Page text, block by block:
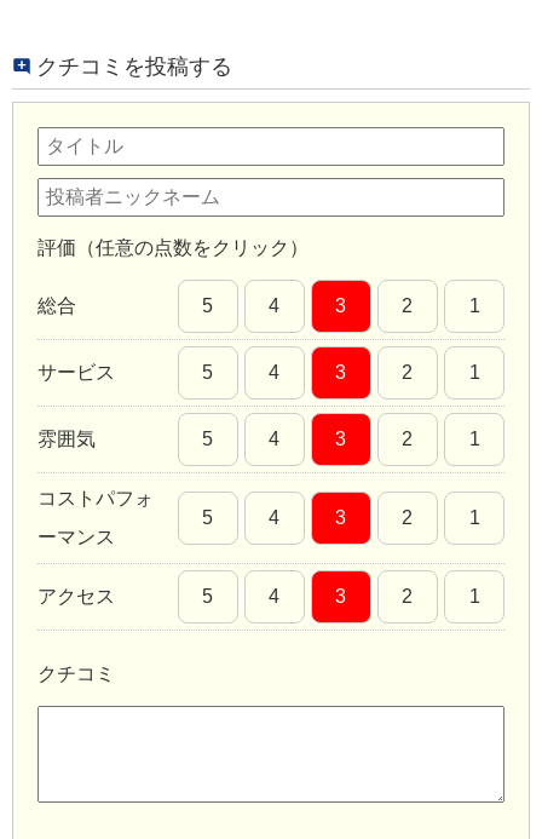
クチコミを投稿する
評価（任意の点数をクリック）
総合 5 4 3 2 1
サービス 5 4 3 2 1
雰囲気 5 4 3 2 1
コストパフォ
ーマンス
5 4 3 2 1
アクセス 5 4 3 2 1
クチコミ